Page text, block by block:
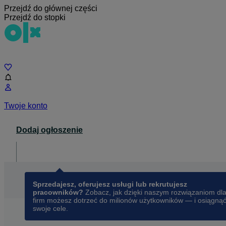
Przejdź do głównej części
Przejdź do stopki
Twoje konto
Dodaj ogłoszenie
Sprzedajesz, oferujesz usługi lub rekrutujesz
pracowników? Zobacz, jak dzięki naszym rozwiązaniom dla
firm możesz dotrzeć do milionów użytkowników — i osiągnąć
swoje cele.